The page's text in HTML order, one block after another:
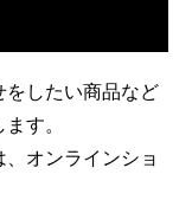
をしたい商品など
す。
オンラインショ